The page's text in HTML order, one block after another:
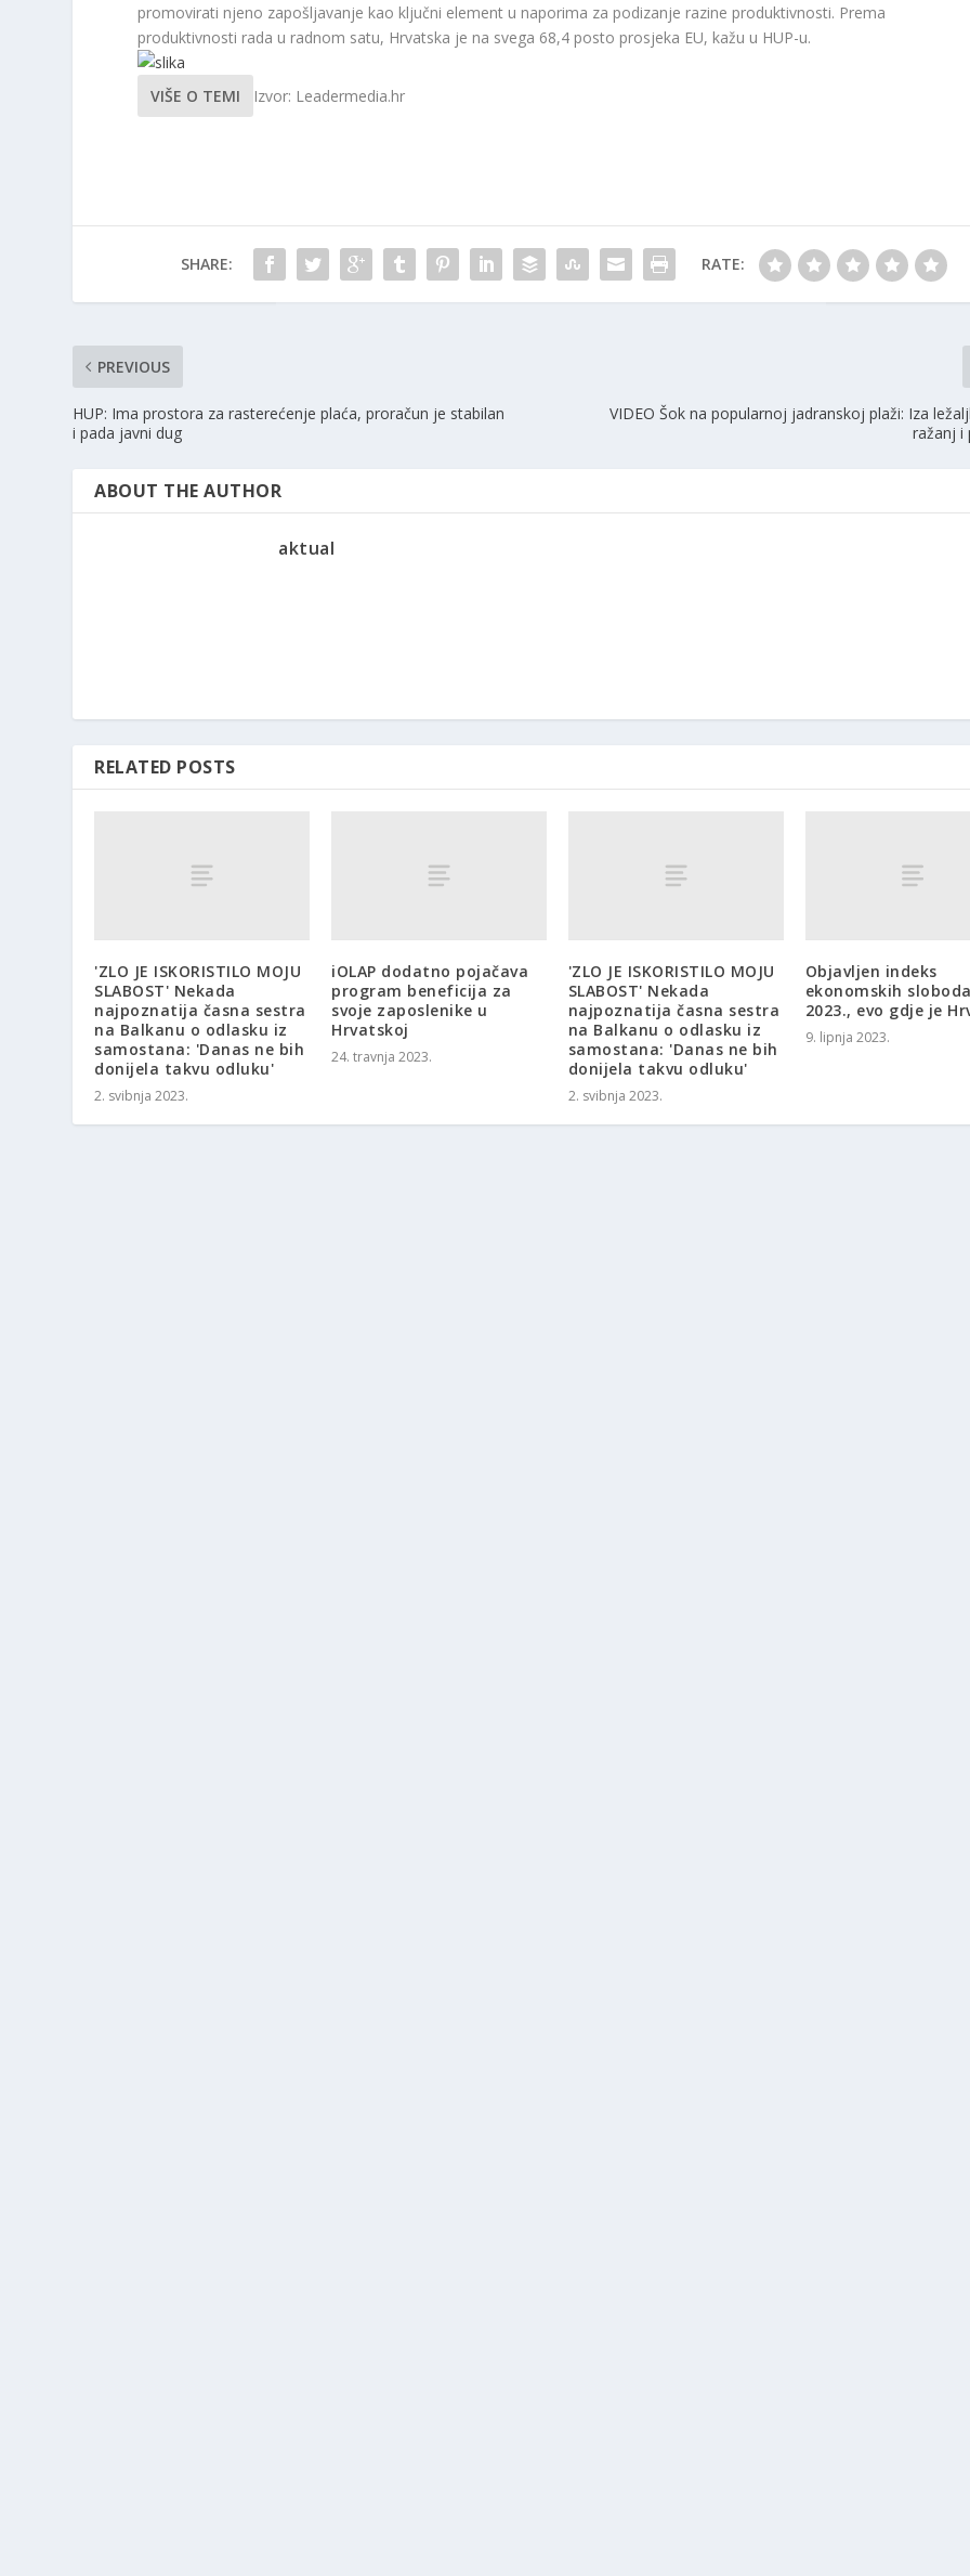
promovirati njeno zapošljavanje kao ključni element u naporima za podizanje razine produktivnosti. Prema
produktivnosti rada u radnom satu, Hrvatska je na svega 68,4 posto prosjeka EU, kažu u HUP-u.
VIŠE O TEMI Izvor: Leadermedia.hr
SHARE: RATE:
PREVIOUS
HUP: Ima prostora za rasterećenje plaća, proračun je stabilan
i pada javni dug
VIDEO Šok na popularnoj jadranskoj plaži: Iza
ražanj i
ABOUT THE AUTHOR
aktual
RELATED POSTS
'ZLO JE ISKORISTILO MOJU
SLABOST' Nekada
najpoznatija časna sestra
na Balkanu o odlasku iz
samostana: 'Danas ne bih
donijela takvu odluku'
2. svibnja 2023.
iOLAP dodatno pojačava
program beneficija za
svoje zaposlenike u
Hrvatskoj
24. travnja 2023.
'ZLO JE ISKORISTILO MOJU
SLABOST' Nekada
najpoznatija časna sestra
na Balkanu o odlasku iz
samostana: 'Danas ne bih
donijela takvu odluku'
2. svibnja 2023.
Objavljen indeks
ekonomskih
2023., evo gdje je
9. lipnja 2023.